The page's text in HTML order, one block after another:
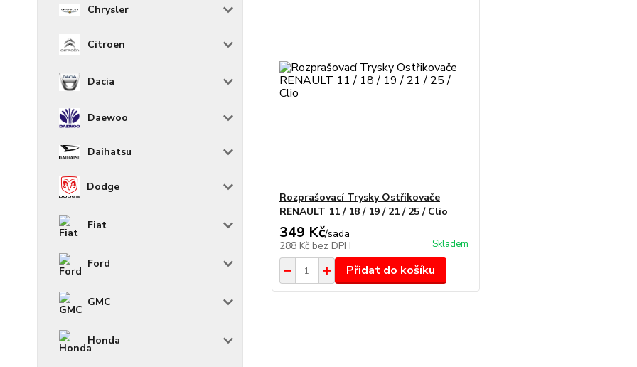
Chrysler
Citroen
Dacia
Daewoo
Daihatsu
Dodge
Fiat
Ford
GMC
Honda
Rozprašovací Trysky Ostřikovače
RENAULT 11 / 18 / 19 / 21 / 25 / Clio
349 Kč/sada
288 Kč bez DPH Skladem
Přidat do košíku